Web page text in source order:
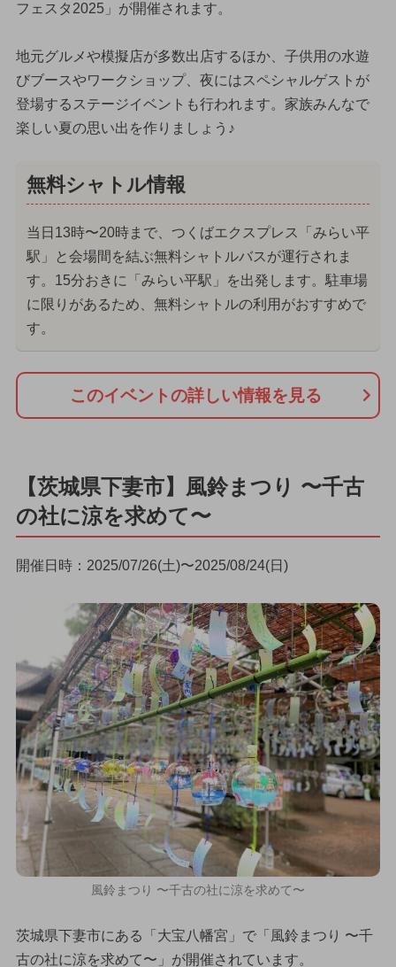
フェスタ2025」が開催されます。
地元グルメや模擬店が多数出店するほか、子供用の水遊
びブースやワークショップ、夜にはスペシャルゲストが
登場するステージイベントも行われます。家族みんなで
楽しい夏の思い出を作りましょう♪
無料シャトル情報
当日13時〜20時まで、つくばエクスプレス「みらい平
駅」と会場間を結ぶ無料シャトルバスが運行されま
す。15分おきに「みらい平駅」を出発します。駐車場
に限りがあるため、無料シャトルの利用がおすすめで
す。
このイベントの詳しい情報を見る
【茨城県下妻市】風鈴まつり 〜千古
の社に涼を求めて〜
開催日時：2025/07/26(土)〜2025/08/24(日)
風鈴まつり 〜千古の社に涼を求めて〜
茨城県下妻市にある「大宝八幡宮」で「風鈴まつり 〜千
古の社に涼を求めて〜」が開催されています。